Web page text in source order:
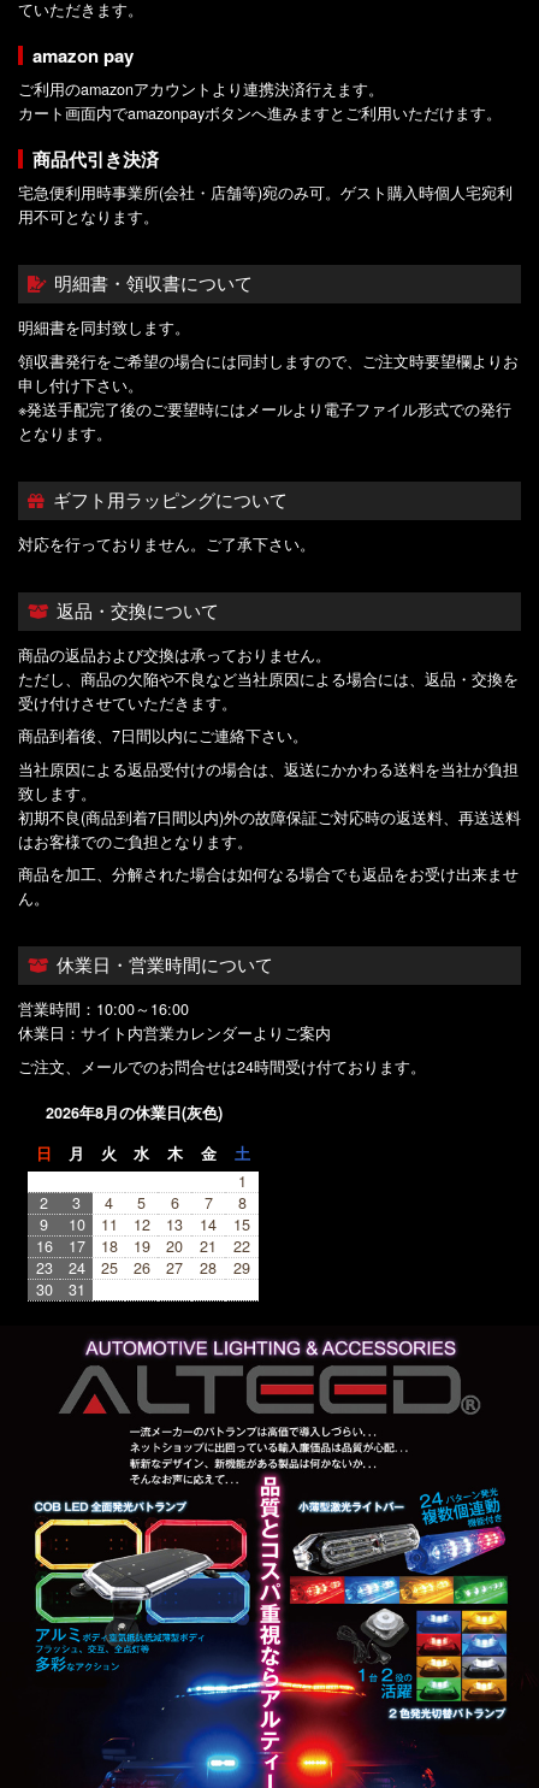
ていただきます。
amazon pay
ご利用のamazonアカウントより連携決済行えます。
カート画面内でamazonpayボタンへ進みますとご利用いただけます。
商品代引き決済
宅急便利用時事業所(会社・店舗等)宛のみ可。ゲスト購入時個人宅宛利
用不可となります。
明細書・領収書について
明細書を同封致します。
領収書発行をご希望の場合には同封しますので、ご注文時要望欄よりお
申し付け下さい。
※発送手配完了後のご要望時にはメールより電子ファイル形式での発行
となります。
ギフト用ラッピングについて
対応を行っておりません。ご了承下さい。
返品・交換について
商品の返品および交換は承っておりません。
ただし、商品の欠陥や不良など当社原因による場合には、返品・交換を
受け付けさせていただきます。
商品到着後、7日間以内にご連絡下さい。
当社原因による返品受付けの場合は、返送にかかわる送料を当社が負担
致します。
初期不良(商品到着7日間以内)外の故障保証ご対応時の返送料、再送送料
はお客様でのご負担となります。
商品を加工、分解された場合は如何なる場合でも返品をお受け出来ませ
ん。
休業日・営業時間について
営業時間：10:00～16:00
休業日：サイト内営業カレンダーよりご案内
ご注文、メールでのお問合せは24時間受け付ております。
2026年8月の休業日(灰色)
日 月 火 水 木 金 土
1
2
3 4 5 6 7
8
9
10 11 12 13 14
15
16
17 18 19 20 21
22
23
24 25 26 27 28
29
30
31